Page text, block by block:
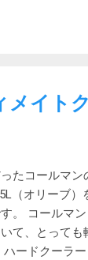
程度だっ
りませんでし
子機のArcher
発信パワー：
Windows
Google。 有
...
メイト
たコールマ
（オリーブ）
。 コールマ
て、とって
ードクーラ